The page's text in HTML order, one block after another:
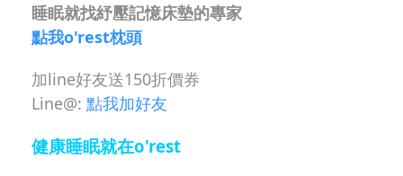
睡眠就找紓壓記憶床墊的專家
點我o'rest枕頭
加line好友送150折價券
Line@: 點我加好友
健康睡眠就在o'rest